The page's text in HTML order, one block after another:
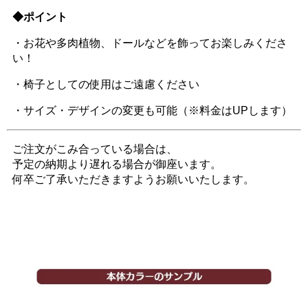
◆ポイント
・お花や多肉植物、ドールなどを飾ってお楽しみくださ
い！
・椅子としての使用はご遠慮ください
・サイズ・デザインの変更も可能（※料金はUPします）
ご注文がこみ合っている場合は、
予定の納期より遅れる場合が御座います。
何卒ご了承いただきますようお願いいたします。